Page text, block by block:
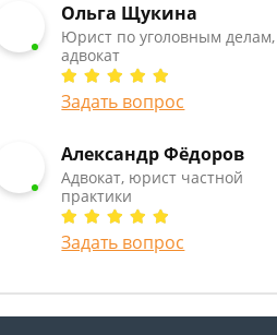
Ольга Щукина
Юрист по уголовным делам,
адвокат
Задать вопрос
Александр Фёдоров
Адвокат, юрист частной
практики
Задать вопрос